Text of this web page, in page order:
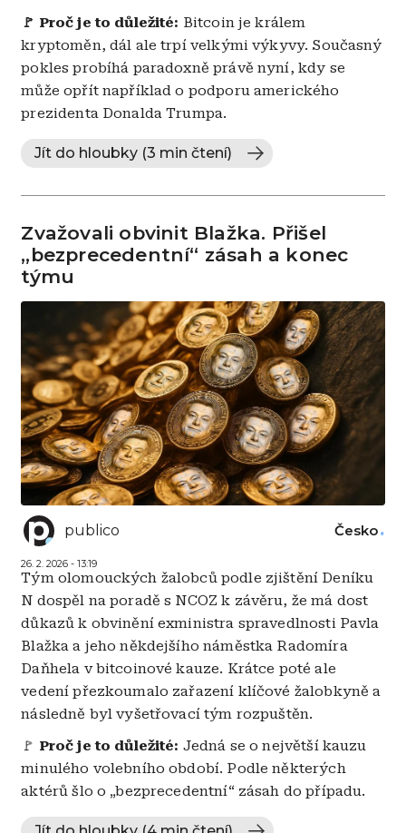
🚩 Proč je to důležité: Bitcoin je králem
kryptoměn, dál ale trpí velkými výkyvy. Současný
pokles probíhá paradoxně právě nyní, kdy se
může opřít například o podporu amerického
prezidenta Donalda Trumpa.
Jít do hloubky (3 min čtení)
Zvažovali obvinit Blažka. Přišel
„bezprecedentní“ zásah a konec
týmu
publico
26. 2. 2026 - 13:19
Česko
Tým olomouckých žalobců podle zjištění Deníku
N dospěl na poradě s NCOZ k závěru, že má dost
důkazů k obvinění exministra spravedlnosti Pavla
Blažka a jeho někdejšího náměstka Radomíra
Daňhela v bitcoinové kauze. Krátce poté ale
vedení přezkoumalo zařazení klíčové žalobkyně a
následně byl vyšetřovací tým rozpuštěn.
🚩 Proč je to důležité: Jedná se o největší kauzu
minulého volebního období. Podle některých
aktérů šlo o „bezprecedentní“ zásah do případu.